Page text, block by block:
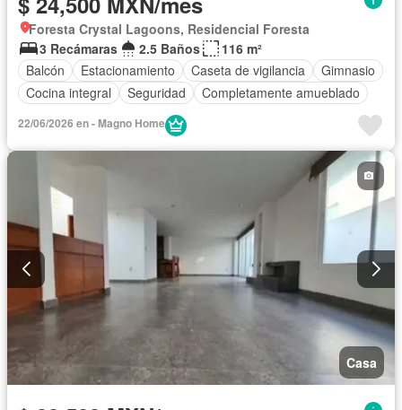
Foresta Crystal Lagoons, Residencial Foresta
3 Recámaras
2.5 Baños
116 m²
Balcón
Estacionamiento Caseta de vigilancia
Gimnasio
Cocina integral
Seguridad Completamente amueblado
22/06/2026 en - Magno Home
Casa